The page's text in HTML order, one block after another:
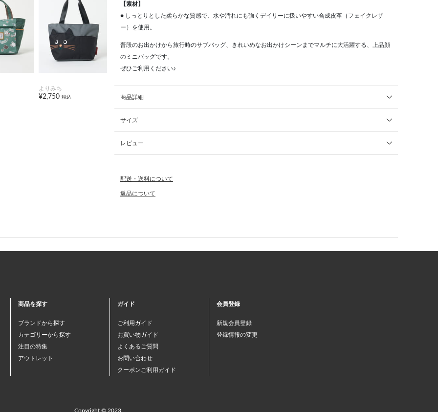
よりみち
¥2,750 税込
【素材】
● しっとりとした柔らかな質感で、水や汚れにも強くデイリーに扱いやすい合成皮革（フェイクレザ
ー）を使用。
普段のお出かけから旅行時のサブバッグ、きれいめなお出かけシーンまでマルチに大活躍する、上品顔
のミニバッグです。
ぜひご利用ください♪
商品詳細
サイズ
レビュー
配送・送料について
返品について
商品を探す
ブランドから探す
カテゴリーから探す
注目の特集
アウトレット
ガイド
ご利用ガイド
お買い物ガイド
よくあるご質問
お問い合わせ
クーポンご利用ガイド
会員登録
新規会員登録
登録情報の変更
Copyright © 2023